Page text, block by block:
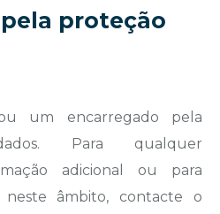
proteção
um encarregado pela
Para qualquer
adicional ou para
âmbito, contacte o